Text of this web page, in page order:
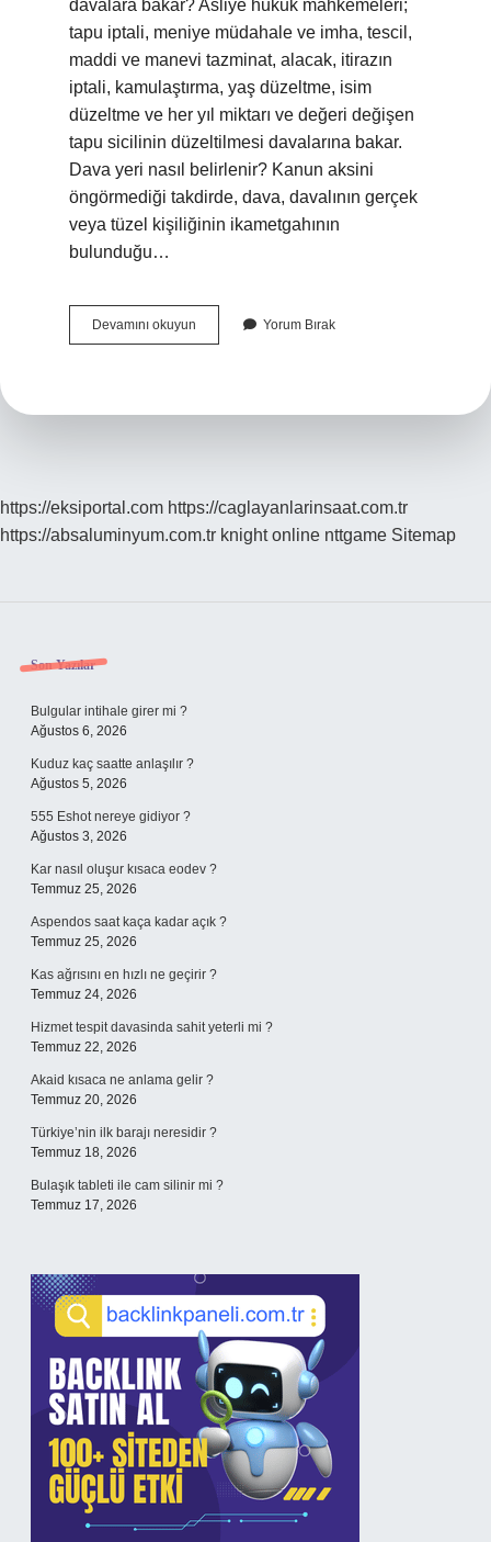
davalara bakar? Asliye hukuk mahkemeleri;
tapu iptali, meniye müdahale ve imha, tescil,
maddi ve manevi tazminat, alacak, itirazın
iptali, kamulaştırma, yaş düzeltme, isim
düzeltme ve her yıl miktarı ve değeri değişen
tapu sicilinin düzeltilmesi davalarına bakar.
Dava yeri nasıl belirlenir? Kanun aksini
öngörmediği takdirde, dava, davalının gerçek
veya tüzel kişiliğinin ikametgahının
bulunduğu…
Devamını okuyun
Dava
Yorum Bırak
https://eksiportal.com https://caglayanlarinsaat.com.tr
https://absaluminyum.com.tr knight online nttgame Sitemap
Sidebar
Son Yazılar
Bulgular intihale girer mi ?
Ağustos 6, 2026
Kuduz kaç saatte anlaşılır ?
Ağustos 5, 2026
555 Eshot nereye gidiyor ?
Ağustos 3, 2026
Kar nasıl oluşur kısaca eodev ?
Temmuz 25, 2026
Aspendos saat kaça kadar açık ?
Temmuz 25, 2026
Kas ağrısını en hızlı ne geçirir ?
Temmuz 24, 2026
Hizmet tespit davasinda sahit yeterli mi ?
Temmuz 22, 2026
Akaid kısaca ne anlama gelir ?
Temmuz 20, 2026
Türkiye’nin ilk barajı neresidir ?
Temmuz 18, 2026
Bulaşık tableti ile cam silinir mi ?
Temmuz 17, 2026